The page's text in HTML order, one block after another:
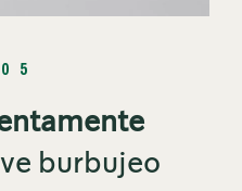
5
burbujeo